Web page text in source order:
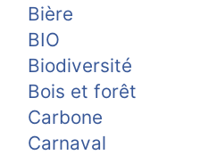
Bière
BIO
Biodiversité
Bois et forêt
Carbone
Carnaval